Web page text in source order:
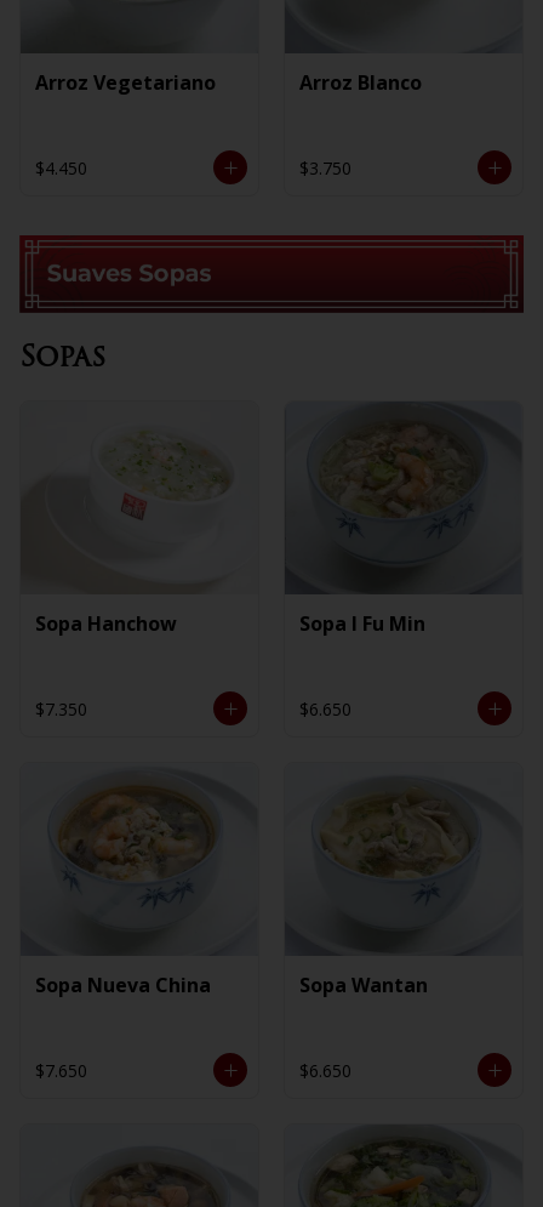
Arroz Vegetariano
$4.450
Arroz Blanco
$3.750
Sopas
Sopa Hanchow
$7.350
Sopa I Fu Min
$6.650
Sopa Nueva China
$7.650
Sopa Wantan
$6.650